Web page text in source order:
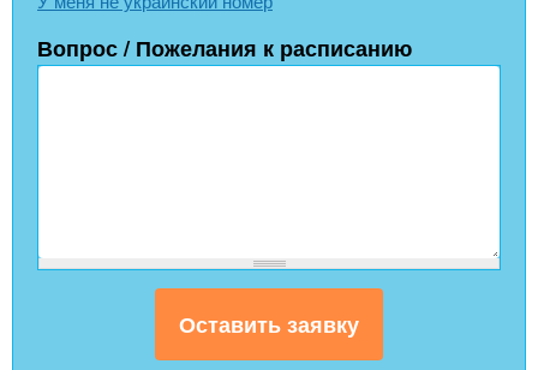
Вопрос / Пожелания к расписанию